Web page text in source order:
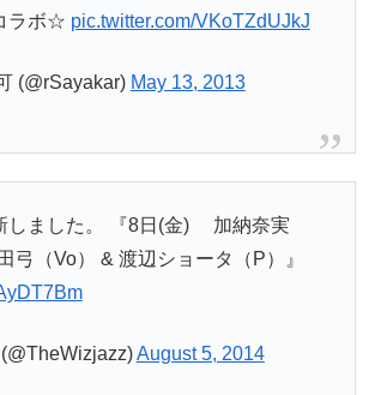
ラボ☆ pic.twitter.com/VKoTZdUJkJ
(@rSayakar) May 13, 2013
しました。 『8日(金) 加納奈実
弓（Vo） & 渡辺ショータ（P）』
August 5, 2014